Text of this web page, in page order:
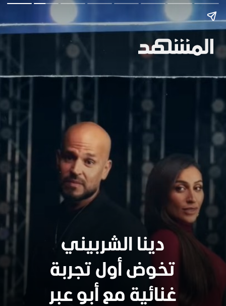
دينا الشربيني
تخوض أول تجربة
غنائية مع أبو عبر